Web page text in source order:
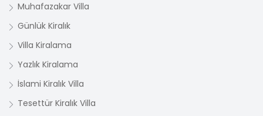
Muhafazakar Villa
Günlük Kiralık
Villa Kiralama
Yazlık Kiralama
İslami Kiralık Villa
Tesettür Kiralık Villa